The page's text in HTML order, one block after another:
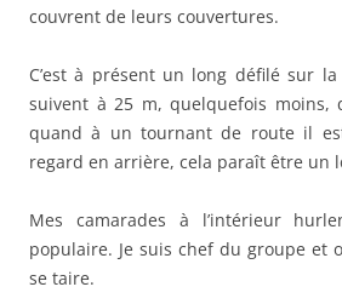
couvrent de leurs couvertures.
C’est à présent un long défilé sur
suivent à 25 m, quelquefois moins,
quand à un tournant de route il
regard en arrière, cela paraît être un
Mes camarades à l’intérieur
populaire. Je suis chef du groupe et
se taire.